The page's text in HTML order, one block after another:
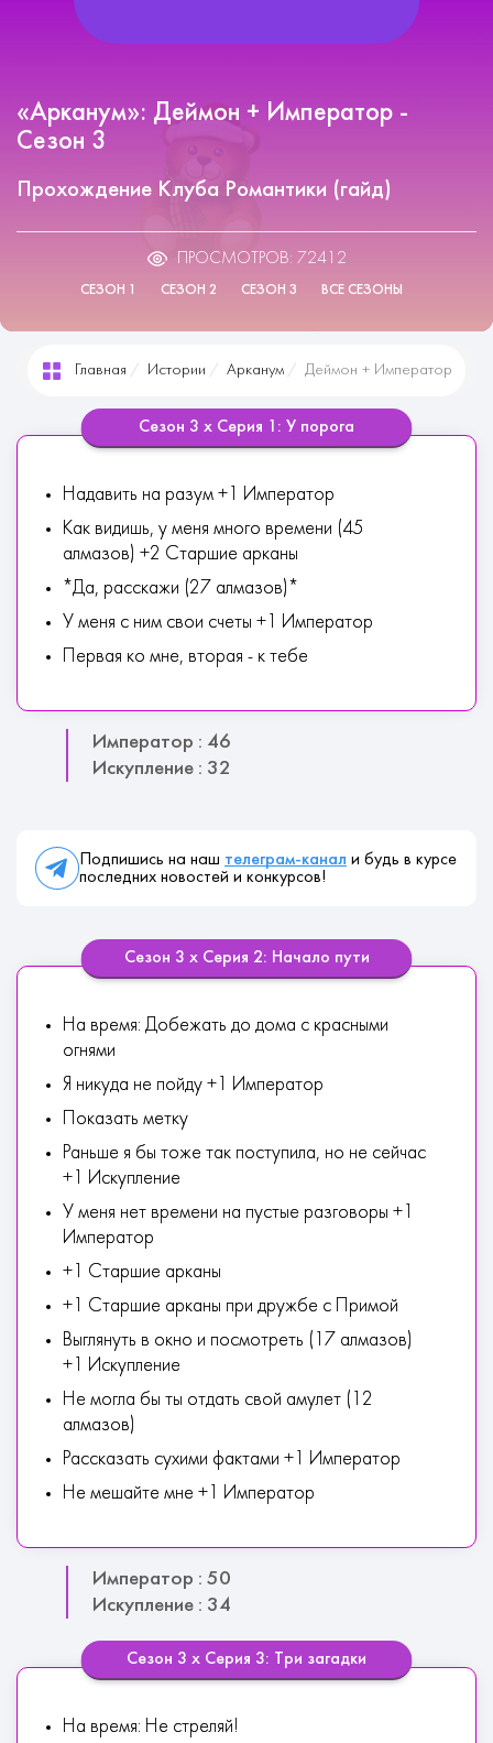
«Арканум»: Деймон + Император -
Сезон 3
Прохождение Клуба Романтики (гайд)
ПРОСМОТРОВ: 72412
СЕЗОН 1 СЕЗОН 2 СЕЗОН 3 ВСЕ СЕЗОНЫ
Главная Истории Арканум Деймон + Император
Сезон 3 х Серия 1: У порога
Надавить на разум +1 Император
Как видишь, у меня много времени (45
алмазов) +2 Старшие арканы
*Да, расскажи (27 алмазов)*
У меня с ним свои счеты +1 Император
Первая ко мне, вторая - к тебе
Император : 46
Искупление : 32
Подпишись на наш телеграм-канал и будь в курсе
последних новостей и конкурсов!
Сезон 3 х Серия 2: Начало пути
На время: Добежать до дома с красными
огнями
Я никуда не пойду +1 Император
Показать метку
Раньше я бы тоже так поступила, но не сейчас
+1 Искупление
У меня нет времени на пустые разговоры +1
Император
+1 Старшие арканы
+1 Старшие арканы при дружбе с Примой
Выглянуть в окно и посмотреть (17 алмазов)
+1 Искупление
Не могла бы ты отдать свой амулет (12
алмазов)
Рассказать сухими фактами +1 Император
Не мешайте мне +1 Император
Император : 50
Искупление : 34
Сезон 3 х Серия 3: Три загадки
На время: Не стреляй!